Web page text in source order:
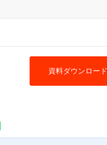
資料ダウンロード